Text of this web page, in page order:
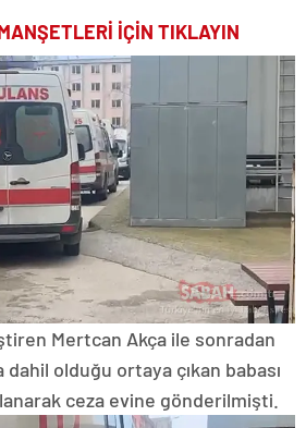
İÇİN TIKLAYIN
Mertcan Akça ile sonradan
olduğu ortaya çıkan babası
ceza evine gönderilmişti.